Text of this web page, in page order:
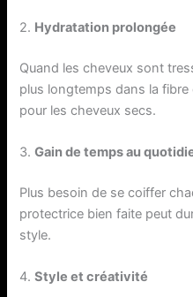
2. Hydratation prolongée
Quand les cheveux sont
plus longtemps dans la
pour les cheveux secs.
3.Gain de temps au
Plus besoin de se coiffer
protectrice bien faite peut
style.
4.Style et créativité